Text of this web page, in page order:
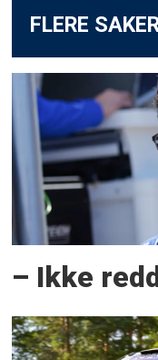
FLERE
– Ikke